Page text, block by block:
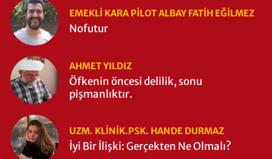
EMEKLI KARA PILOT ALBAY FATIH EĞİLMEZ
Nofutur
AHMET YILDIZ
Öfkenin öncesi delilik, sonu
pişmanlıktır.
UZM. KLINIK.PSK. HANDE DURMAZ
İyi Bir İlişki: Gerçekten Ne Olmalı?